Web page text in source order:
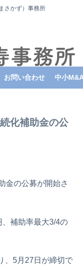
さかず）事務所
お問い合わせ 中小
化補助金の公
金の公募が開始さ
補助率最大3/4の
、5月27日が締切で